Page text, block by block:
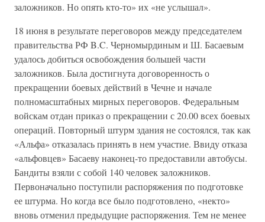
заложников. Но опять кто-то» их «не услышал».
18 июня в результате переговоров между председателем
правительства РФ B.C. Черномырдиным и Ш. Басаевым
удалось добиться освобождения большей части
заложников. Была достигнута договоренность о
прекращении боевых действий в Чечне и начале
полномасштабных мирных переговоров. Федеральным
войскам отдан приказ о прекращении с 20.00 всех боевых
операций. Повторный штурм здания не состоялся, так как
«Альфа» отказалась принять в нем участие. Ввиду отказа
«альфовцев» Басаеву наконец-то предоставили автобусы.
Бандиты взяли с собой 140 человек заложников.
Первоначально поступили распоряжения по подготовке
ее штурма. Но когда все было подготовлено, «некто»
вновь отменил предыдущие распоряжения. Тем не менее